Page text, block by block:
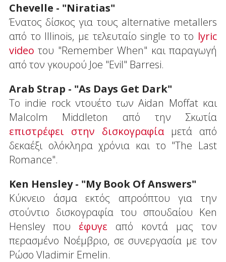
Chevelle - "Niratias"
Ένατος δίσκος για τους alternative metallers
από το Illinois, με τελευταίο single το το lyric
video του "Remember When" και παραγωγή
από τον γκουρού Joe "Evil" Barresi.
Arab Strap - "As Days Get Dark"
Το indie rock ντουέτο των Aidan Moffat και
Malcolm Middleton από την Σκωτία
επιστρέφει στην δισκογραφίαμετά από
δεκαέξι ολόκληρα χρόνια και το "The Last
Romance".
Ken Hensley - "My Book Of Answers"
Κύκνειο άσμα εκτός απροόπτου για την
στούντιο δισκογραφία του σπουδαίου Ken
Hensley που έφυγε από κοντά μας τον
περασμένο Νοέμβριο, σε συνεργασία με τον
Ρώσο Vladimir Emelin.